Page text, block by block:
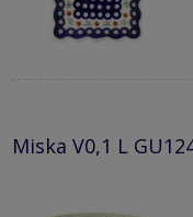
Miska V0,1 L